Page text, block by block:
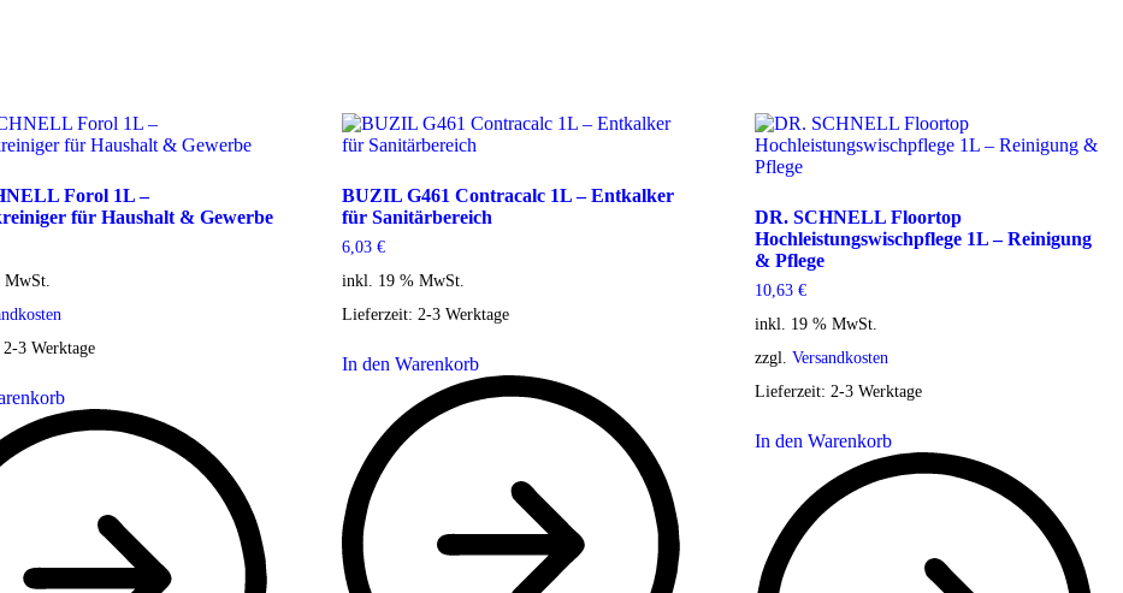
Forol 1L –
für Haushalt & Gewerbe
2-3 Werktage
BUZIL G461 Contracalc 1L – Entkalker
für Sanitärbereich
6,03 €
inkl. 19 % MwSt.
Lieferzeit: 2-3 Werktage
In den Warenkorb
DR. SCHNELL Floortop
Hochleistungswischpflege 1L – Reinigung
& Pflege
10,63 €
inkl. 19 % MwSt.
zzgl. Versandkosten
Lieferzeit: 2-3 Werktage
In den Warenkorb